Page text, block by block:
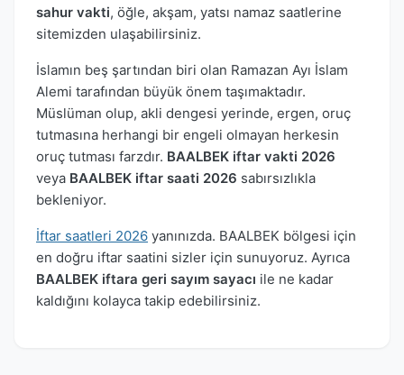
sahur vakti, öğle, akşam, yatsı namaz saatlerine
sitemizden ulaşabilirsiniz.
İslamın beş şartından biri olan Ramazan Ayı İslam
Alemi tarafından büyük önem taşımaktadır.
Müslüman olup, akli dengesi yerinde, ergen, oruç
tutmasına herhangi bir engeli olmayan herkesin
oruç tutması farzdır. BAALBEK iftar vakti 2026
veya BAALBEK iftar saati 2026 sabırsızlıkla
bekleniyor.
İftar saatleri 2026 yanınızda. BAALBEK bölgesi için
en doğru iftar saatini sizler için sunuyoruz. Ayrıca
BAALBEK iftara geri sayım sayacı ile ne kadar
kaldığını kolayca takip edebilirsiniz.